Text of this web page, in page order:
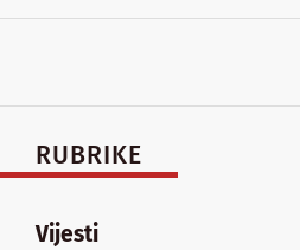
RUBRIKE
Vijesti